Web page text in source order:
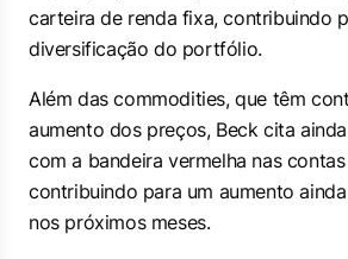
carteira de renda fixa, contribuindo
diversificação do portfólio.
Além das commodities, que têm
aumento dos preços, Beck cita
com a bandeira vermelha nas
contribuindo para um aumento
nos próximos meses.